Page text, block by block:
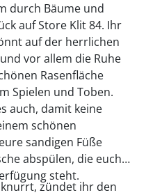
durch Bäume und
auf Store Klit 84. Ihr
auf der herrlichen
vor allem die Ruhe
Rasenfläche
Spielen und Toben.
auch, damit keine
schönen
sandigen Füße
abspülen, die euch
steht.
zündet ihr den